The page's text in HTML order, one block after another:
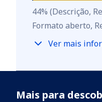
44%
44% (Descrição,
Formato aberto,
Ver mais
Mais para